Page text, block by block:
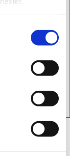
140mm